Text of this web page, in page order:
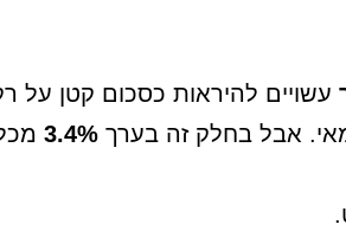
עשויים להיראות כסכום קטן על
אבל בחלק זה בערך 3.4%